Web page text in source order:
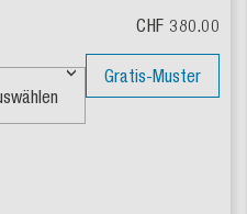
CHF 380.00
Gratis-Muster